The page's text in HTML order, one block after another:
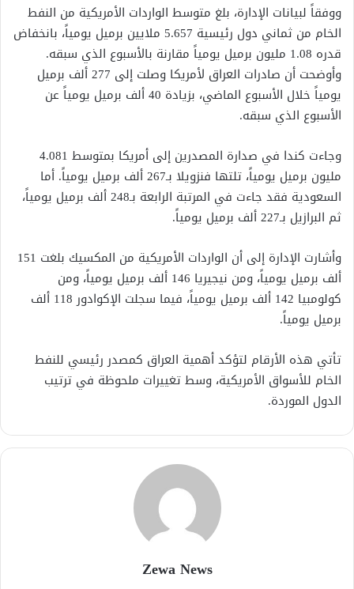
ووفقاً لبيانات الإدارة، بلغ متوسط الواردات الأمريكية من النفط
الخام من ثماني دول رئيسية 5.657 ملايين برميل يومياً، بانخفاض
قدره 1.08 مليون برميل يومياً مقارنة بالأسبوع الذي سبقه.
وأوضحت أن صادرات العراق لأمريكا وصلت إلى 277 ألف برميل
يومياً خلال الأسبوع الماضي، بزيادة 40 ألف برميل يومياً عن
الأسبوع الذي سبقه.
وجاءت كندا في صدارة المصدرين إلى أمريكا بمتوسط 4.081
مليون برميل يومياً، تلتها فنزويلا بـ267 ألف برميل يومياً. أما
السعودية فقد جاءت في المرتبة الرابعة بـ248 ألف برميل يومياً،
ثم البرازيل بـ227 ألف برميل يومياً.
وأشارت الإدارة إلى أن الواردات الأمريكية من المكسيك بلغت 151
ألف برميل يومياً، ومن نيجيريا 146 ألف برميل يومياً، ومن
كولومبيا 142 ألف برميل يومياً، فيما سجلت الإكوادور 118 ألف
برميل يومياً.
تأتي هذه الأرقام لتؤكد أهمية العراق كمصدر رئيسي للنفط
الخام للأسواق الأمريكية، وسط تغييرات ملحوظة في ترتيب
الدول الموردة.
Zewa News